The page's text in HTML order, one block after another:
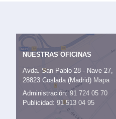
NUESTRAS OFICINAS
Avda. San Pablo 28 - Nave 27,
28823 Coslada (Madrid) Mapa
Administración:91 724 05 70
Publicidad: 91 513 04 95